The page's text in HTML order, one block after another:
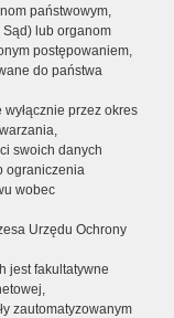
państwowym,
lub organom
postępowaniem,
do państwa
przez okres
swoich danych
ograniczenia
wobec
Urzędu Ochrony
jest fakultatywne
zautomatyzowanym